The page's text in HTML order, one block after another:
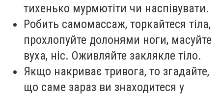
тихенько мурмютіти чи наспівувати.
Робить самомассаж, торкайтеся тіла,
прохлопуйте долонями ноги, масуйте
вуха, ніс. Оживляйте заклякле тіло.
Якщо накриває тривога, то згадайте,
що саме зараз ви знаходитеся у